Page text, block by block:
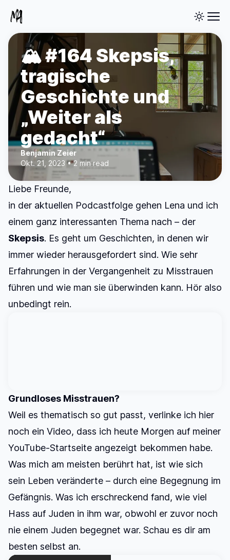
🏔️ #164 Skepsis,
tragische
Geschichte und
„Weiter als
gedacht“
Benjamin Zeier
Okt. 21, 2023 • 2 min read
Liebe Freunde,
in der aktuellen Podcastfolge gehen Lena und ich
einem ganz interessanten Thema nach – der
Skepsis. Es geht um Geschichten, in denen wir
immer wieder herausgefordert sind. Wie sehr
Erfahrungen in der Vergangenheit zu Misstrauen
führen und wie man sie überwinden kann. Hör also
unbedingt rein.
Grundloses Misstrauen?
Weil es thematisch so gut passt, verlinke ich hier
noch ein Video, dass ich heute Morgen auf meiner
YouTube-Startseite angezeigt bekommen habe.
Was mich am meisten berührt hat, ist wie sich
sein Leben veränderte – durch eine Begegnung im
Gefängnis. Was ich erschreckend fand, wie viel
Hass auf Juden in ihm war, obwohl er zuvor noch
nie einem Juden begegnet war. Schau es dir am
besten selbst an.